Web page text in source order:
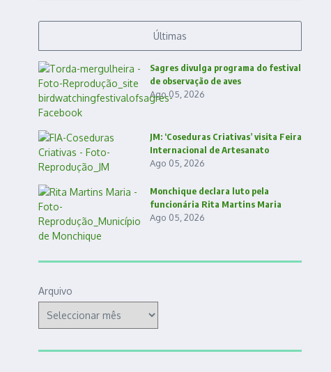
Últimas
Sagres divulga programa do festival
de observação de aves
Ago 05, 2026
JM: ‘Coseduras Criativas’ visita Feira
Internacional de Artesanato
Ago 05, 2026
Monchique declara luto pela
funcionária Rita Martins Maria
Ago 05, 2026
Arquivo